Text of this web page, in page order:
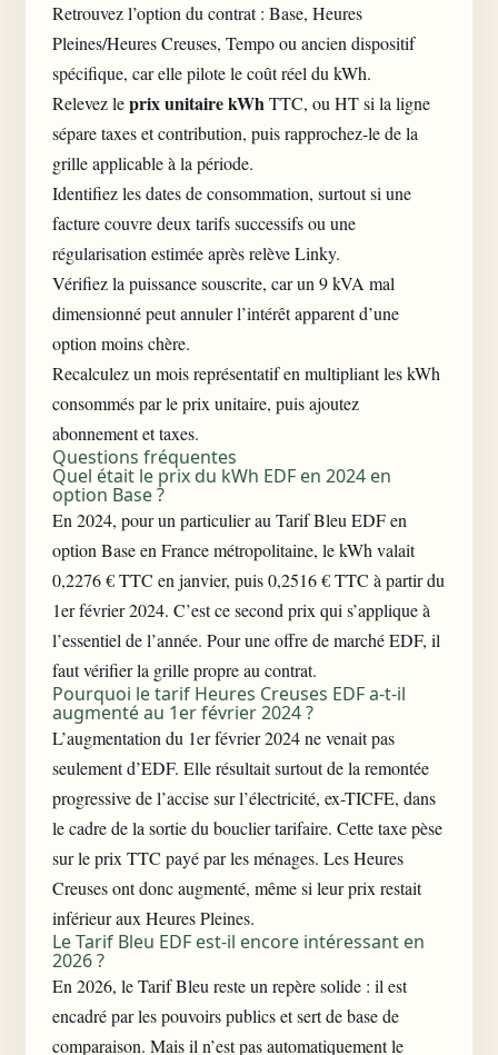
Retrouvez l’option du contrat : Base, Heures
Pleines/Heures Creuses, Tempo ou ancien dispositif
spécifique, car elle pilote le coût réel du kWh.
Relevez leprix unitaire kWhTTC, ou HT si la ligne
sépare taxes et contribution, puis rapprochez-le de la
grille applicable à la période.
Identifiez les dates de consommation, surtout si une
facture couvre deux tarifs successifs ou une
régularisation estimée après relève Linky.
Vérifiez la puissance souscrite, car un 9 kVA mal
dimensionné peut annuler l’intérêt apparent d’une
option moins chère.
Recalculez un mois représentatif en multipliant les kWh
consommés par le prix unitaire, puis ajoutez
abonnement et taxes.
Questions fréquentes
Quel était le prix du kWh EDF en 2024 en
option Base ?
En 2024, pour un particulier au Tarif Bleu EDF en
option Base en France métropolitaine, le kWh valait
0,2276 € TTC en janvier, puis 0,2516 € TTC à partir du
1er février 2024. C’est ce second prix qui s’applique à
l’essentiel de l’année. Pour une offre de marché EDF, il
faut vérifier la grille propre au contrat.
Pourquoi le tarif Heures Creuses EDF a-t-il
augmenté au 1er février 2024 ?
L’augmentation du 1er février 2024 ne venait pas
seulement d’EDF. Elle résultait surtout de la remontée
progressive de l’accise sur l’électricité, ex-TICFE, dans
le cadre de la sortie du bouclier tarifaire. Cette taxe pèse
sur le prix TTC payé par les ménages. Les Heures
Creuses ont donc augmenté, même si leur prix restait
inférieur aux Heures Pleines.
Le Tarif Bleu EDF est-il encore intéressant en
2026 ?
En 2026, le Tarif Bleu reste un repère solide : il est
encadré par les pouvoirs publics et sert de base de
comparaison. Mais il n’est pas automatiquement le